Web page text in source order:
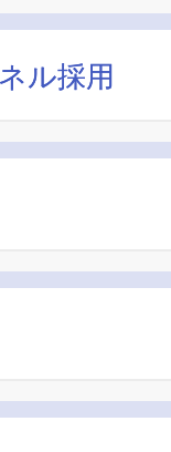
ル採用
ル採用